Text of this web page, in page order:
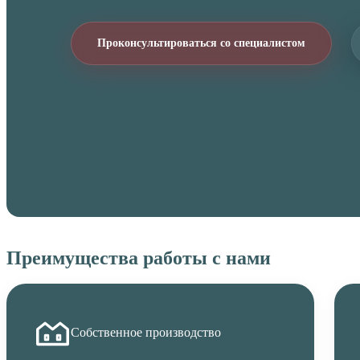
Проконсультироваться со специалистом
Преимущества работы с нами
Собственное производство